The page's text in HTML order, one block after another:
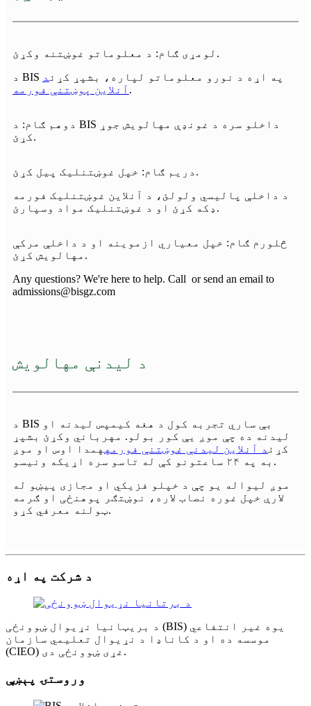
لومړی ګام: د معلوماتو غوښتنه وکړئ.
د BIS په اړه د نورو معلوماتو لپاره، بشپړ کړئ د
آنلاین پوښتنې فورمه .
دوهم ګام: د BIS داخلو سره د غونډې مهالویش جوړ
کړئ.
دریم ګام: خپل غوښتنلیک پیل کړئ.
د داخلې پالیسي ولولئ، د آنلاین غوښتنلیک فورمه
ډکه کړئ او د غوښتنلیک مواد وسپارئ.
څلورم ګام: خپل معیاري ازموینه او د داخلې مرکې
مهالویش کړئ.
Any questions? We're here to help. Call or send an email to
admissions@bisgz.com
د لیدنې مهالویش
د BIS بې ساري تجربه کول د هغه کیمپس لیدنه او
لیدنه ده چې موږ یې کور بولو. مهرباني وکړئ بشپړ
کړئ د آنلاین لیدنې غوښتنې فورمه همدا اوس او موږ
به په ۲۴ ساعتونو کې له تاسو سره اړیکه ونیسو.
موږ لیواله یو چې د خپلو فزیکي او مجازی پیښو له
لارې خپل غوره نصاب لاره، نوښتګر پوهنځی او ګرمه
ټولنه معرفي کړو.
د شرکت په اړه
د بریټانیا نړیوال ښوونځی (BIS) یوه غیر انتفاعي
موسسه ده او د کاناډا د نړیوال تعلیمي سازمان
(CIEO) غړی ښوونځی دی.
وروستۍ پېښې